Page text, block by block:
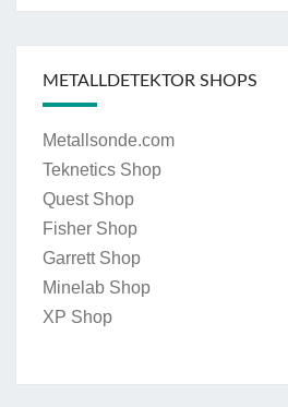
METALLDETEKTOR SHOPS
Metallsonde.com
Teknetics Shop
Quest Shop
Fisher Shop
Garrett Shop
Minelab Shop
XP Shop